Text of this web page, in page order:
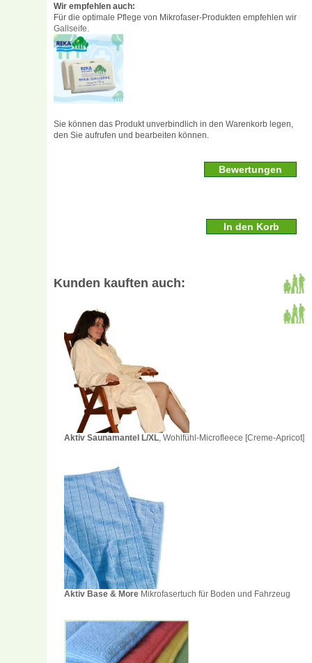
Wir empfehlen auch:
Für die optimale Pflege von Mikrofaser-Produkten empfehlen wir
Gallseife.
Sie können das Produkt unverbindlich in den Warenkorb legen,
den Sie aufrufen und bearbeiten können.
Bewertungen
Kunden kauften auch:
Aktiv Saunamantel L/XL, Wohlfühl-Microfleece [Creme-Apricot]
Aktiv Base & More Mikrofasertuch für Boden und Fahrzeug